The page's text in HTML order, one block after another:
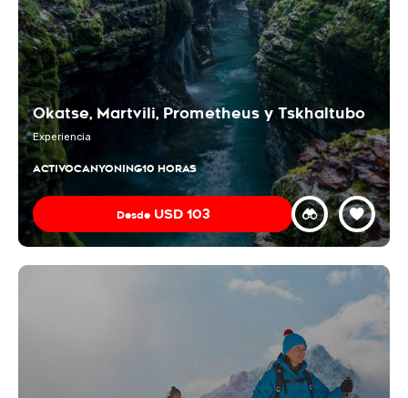
Okatse, Martvili, Prometheus y Tskhaltubo
Experiencia
ACTIVOCANYONING10 HORAS
Desde USD 103